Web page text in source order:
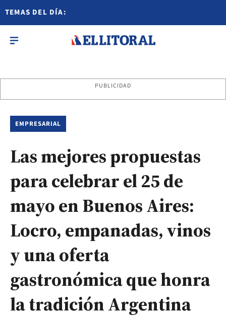
TEMAS DEL DÍA:
PUBLICIDAD
EMPRESARIAL
Las mejores propuestas
para celebrar el 25 de
mayo en Buenos Aires:
Locro, empanadas, vinos
y una oferta
gastronómica que honra
la tradición Argentina